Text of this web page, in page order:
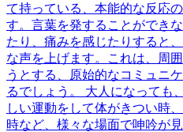
て持っている、本能的な反応
す。言葉を発することができ
たり、痛みを感じたりすると
な声を上げます。これは、周
うとする、原始的なコミュニ
るでしょう。 大人になっても
しい運動をして体がきつい時
時など、様々な場面で呻吟が